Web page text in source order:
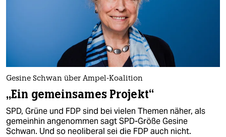
Gesine Schwan über Ampel-Koalition
„Ein gemeinsames Projekt“
SPD, Grüne und FDP sind bei vielen Themen näher, als
gemeinhin angenommen sagt SPD-Größe Gesine
Schwan. Und so neoliberal sei die FDP auch nicht.